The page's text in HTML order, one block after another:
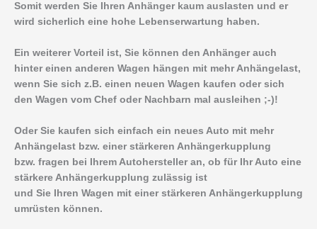
Somit werden Sie Ihren Anhänger kaum auslasten und er
wird sicherlich eine hohe Lebenserwartung haben.
Ein weiterer Vorteil ist, Sie können den Anhänger auch
hinter einen anderen Wagen hängen mit mehr Anhängelast,
wenn Sie sich z.B. einen neuen Wagen kaufen oder sich
den Wagen vom Chef oder Nachbarn mal ausleihen ;-)!
Oder Sie kaufen sich einfach ein neues Auto mit mehr
Anhängelast bzw. einer stärkeren Anhängerkupplung
bzw. fragen bei Ihrem Autohersteller an, ob für Ihr Auto eine
stärkere Anhängerkupplung zulässig ist
und Sie Ihren Wagen mit einer stärkeren Anhängerkupplung
umrüsten können.